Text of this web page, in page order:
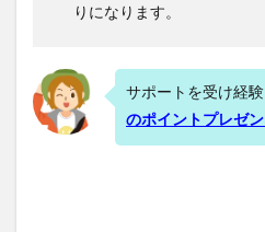
りになります。
サポートを受け経
のポイントプレゼ